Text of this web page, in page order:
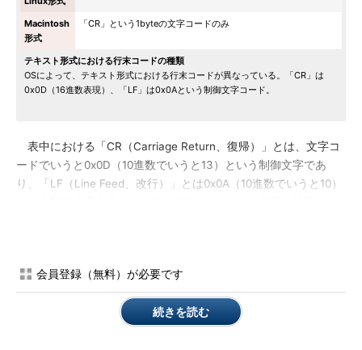
Macintosh
形式
「CR」という1byteの文字コードのみ
テキスト形式における行末コードの種類
OSによって、テキスト形式における行末コードが異なっている。「CR」は
0x0D（16進数表現）、「LF」は0x0Aという制御文字コード。
表中における「CR（Carriage Return、復帰）」とは、文字コ
ードでいうと0x0D（10進数でいうと13）という制御文字であ
り、「LF（Line Feed、改行）」とは0x0A（10進数でいうと10）
行の先頭へカーソルが移動する。そのため、OSなどによって、
このような違いが出てくる。
例えば次のような4行のサンプル・テキストを考えてみる。
会員登録（無料）が必要です
続きを読む